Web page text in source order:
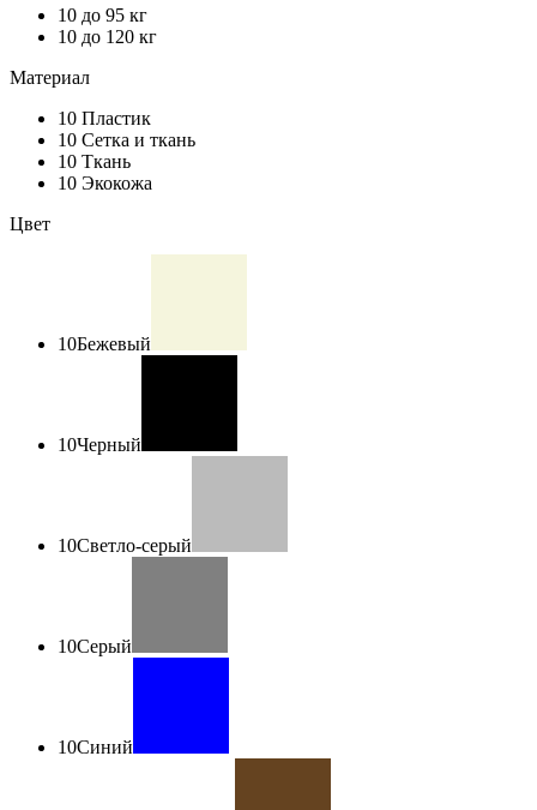
10 до 95 кг
10 до 120 кг
Материал
10 Пластик
10 Сетка и ткань
10 Ткань
10 Экокожа
Цвет
10Бежевый
10Черный
10Светло-серый
10Серый
10Синий